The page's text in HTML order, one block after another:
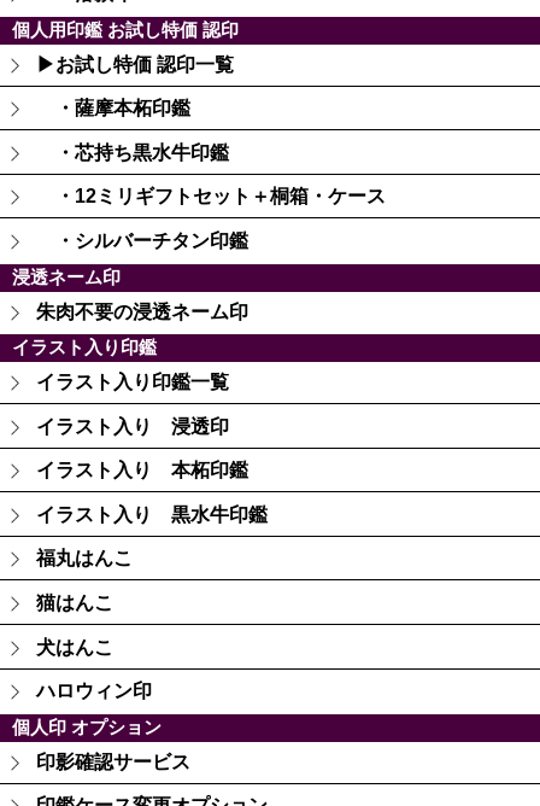
個人用印鑑 お試し特価 認印
▶お試し特価 認印一覧
・薩摩本柘印鑑
・芯持ち黒水牛印鑑
・12ミリギフトセット＋桐箱・ケース
・シルバーチタン印鑑
浸透ネーム印
朱肉不要の浸透ネーム印
イラスト入り印鑑
イラスト入り印鑑一覧
イラスト入り 浸透印
イラスト入り 本柘印鑑
イラスト入り 黒水牛印鑑
福丸はんこ
猫はんこ
犬はんこ
ハロウィン印
個人印 オプション
印影確認サービス